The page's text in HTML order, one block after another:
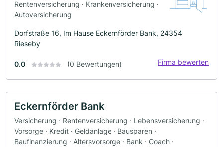
Rentenversicherung · Krankenversicherung ·
Autoversicherung
Dorfstraße 16, Im Hause Eckernförder Bank, 24354
Rieseby
0.0 (0 Bewertungen) Firma bewerten
Eckernförder Bank
Versicherung · Rentenversicherung · Lebensversicherung ·
Vorsorge · Kredit · Geldanlage · Bausparen ·
Baufinanzierung · Altersvorsorge · Bank · Coach ·